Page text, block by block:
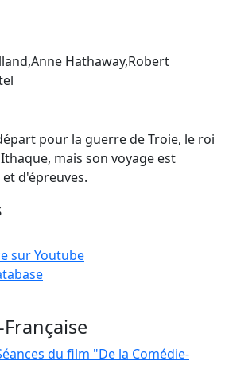
Hathaway,Robert
pour la guerre de Troie, le roi
mais son voyage est
d'épreuves.
sur Youtube
du film "De la Comédie-